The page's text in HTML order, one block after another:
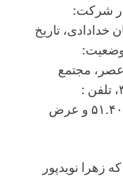
در شرکت:
خدادادی، تاریخ
۲۰ اسفند ۱۳۹۲، وضعیت:
عصر، مجتمع
تجاری ایرانیان، طبقه دوم، واحد ۳، تلفن :
۸۸۹۲۸۹۱۷، طول جغرافیایی: ۵۱.۴۰۷۵ و عرض
زهرا نویدپور